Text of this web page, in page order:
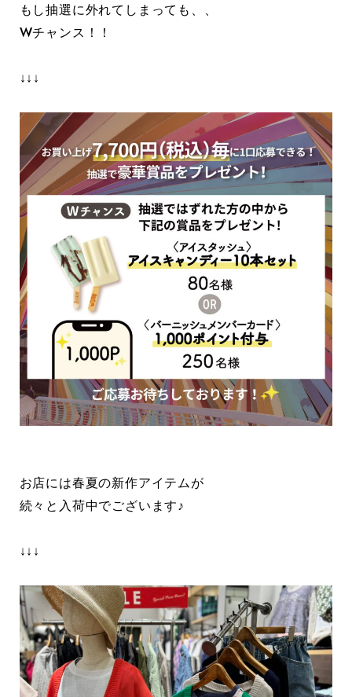
もし抽選に外れてしまっても、、
Wチャンス！！
↓↓↓
お店には春夏の新作アイテムが
続々と入荷中でございます♪
↓↓↓